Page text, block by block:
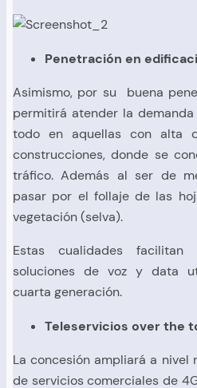
Penetración en
Asimismo, por su buena
permitirá atender la
todo en aquellas con alta
construcciones, donde se
tráfico. Además al ser de
pasar por el follaje de las
vegetación (selva).
Estas cualidades
soluciones de voz y data
cuarta generación.
Teleservicios over the
La concesión ampliará a nivel
de servicios comerciales de